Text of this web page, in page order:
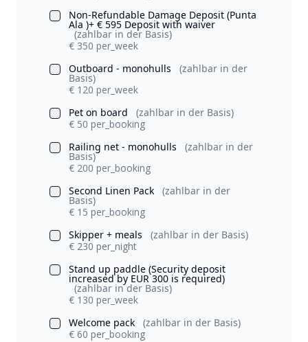
Non-Refundable Damage Deposit (Punta
Ala )+ € 595 Deposit with waiver
(zahlbar in der Basis)
€ 350 per_week
Outboard - monohulls
(zahlbar in der
Basis)
€ 120 per_week
Pet on board
(zahlbar in der Basis)
€ 50 per_booking
Railing net - monohulls
(zahlbar in der
Basis)
€ 200 per_booking
Second Linen Pack
(zahlbar in der
Basis)
€ 15 per_booking
Skipper + meals
(zahlbar in der Basis)
€ 230 per_night
Stand up paddle (Security deposit
increased by EUR 300 is required)
(zahlbar in der Basis)
€ 130 per_week
Welcome pack
(zahlbar in der Basis)
€ 60 per_booking